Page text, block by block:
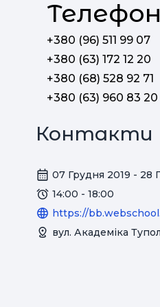
+380 (96) 511 99 07
+380 (63) 172 12 20
+380 (68) 528 92 71
+380 (63) 960 83 20
Контакти
07 Грудня 2019 - 28
14:00 - 18:00
https://
вул. Академіка